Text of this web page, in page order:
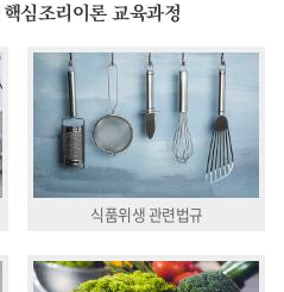
핵심조리이론 교육과정
식품위생 관련법규